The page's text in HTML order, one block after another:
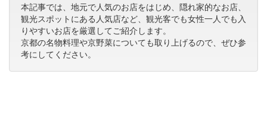
本記事では、地元で人気のお店をはじめ、隠れ家的なお店、
観光スポットにある人気店など、観光客でも女性一人でも入
りやすいお店を厳選してご紹介します。
京都の名物料理や京野菜についても取り上げるので、ぜひ参
考にしてください。